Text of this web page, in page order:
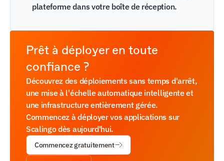
plateforme dans votre boîte de réception.
Prêt à déployer en toute
confiance ?
Découvrez des déploiements sans temps d'arrêt,
une mise à l'échelle automatique intelligente et
une infrastructure entièrement gérée.
Commencez à déployer vos applications sur
Scalingo dès aujourd'hui.
Commencez gratuitement